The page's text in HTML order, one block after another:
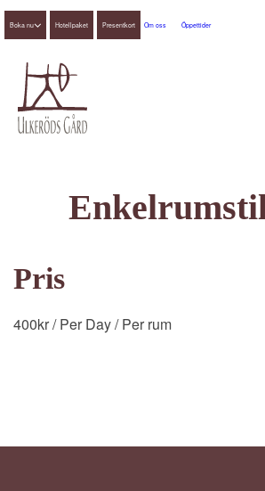
Boka nu Hotellpaket Presentkort Om oss Öppettider
Pris
400kr/ Per Day/ Per rum